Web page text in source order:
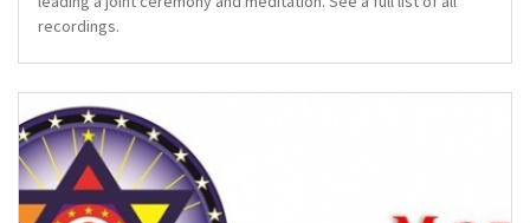
recordings.